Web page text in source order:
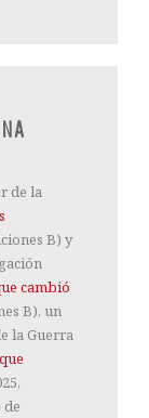
de la
B) y
cambió
B), un
la Guerra